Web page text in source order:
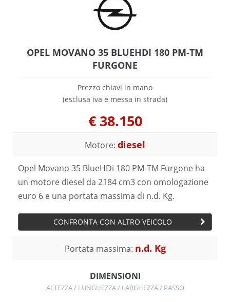
OPEL MOVANO 35 BLUEHDI 180 PM-TM
FURGONE
Prezzo chiavi in mano
(esclusa iva e messa in strada)
€ 38.150
Motore: diesel
Opel Movano 35 BlueHDi 180 PM-TM Furgone ha
un motore diesel da 2184 cm3 con omologazione
euro 6 e una portata massima di n.d. Kg.
CONFRONTA CON ALTRO VEICOLO
Portata massima: n.d. Kg
DIMENSIONI
ALTEZZA / LUNGHEZZA / LARGHEZZA / PASSO